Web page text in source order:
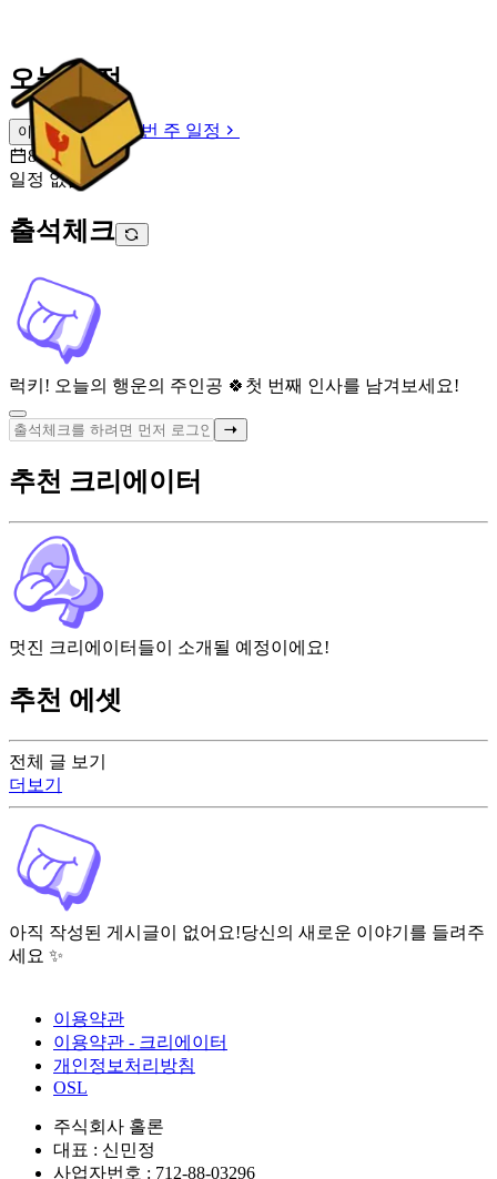
오늘 일정
이번 주 일정
이번 주 일정
8월 8일 [토]
일정 없음
출석체크
럭키! 오늘의 행운의 주인공 🍀 첫 번째 인사를 남겨보세요!
전체 글 보기
더보기
아직 작성된 게시글이 없어요!당신의 새로운 이야기를 들려주
세요 ✨
추천 크리에이터
멋진 크리에이터들이 소개될 예정이에요!
추천 에셋
이용약관
이용약관 - 크리에이터
개인정보처리방침
OSL
주식회사 홀론
대표 : 신민정
사업자번호 : 712-88-03296